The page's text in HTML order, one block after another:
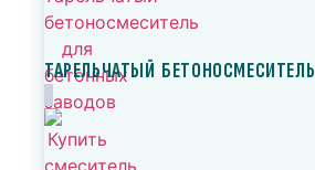
ТАРЕЛЬЧАТЫЙ БЕТОНОСМЕСИТЕЛЬ